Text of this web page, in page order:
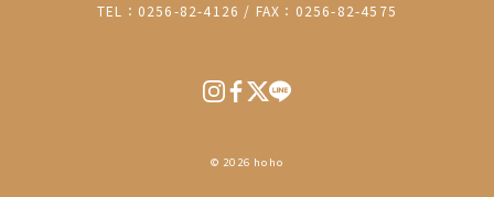
TEL：0256-82-4126 / FAX：0256-82-4575
© 2026 hoho